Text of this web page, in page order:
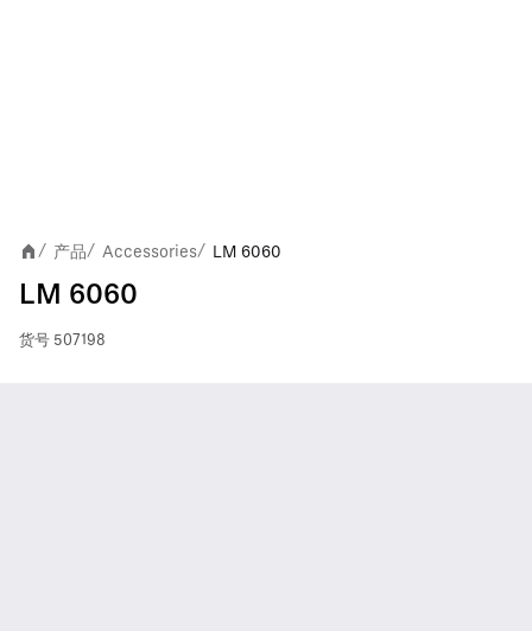
/ 产品/ Accessories/ LM 6060
LM 6060
货号 507198